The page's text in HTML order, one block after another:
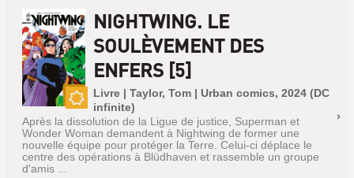
NIGHTWING. LE
SOULÈVEMENT DES
ENFERS [5]
Livre | Taylor, Tom | Urban comics, 2024 (DC
infinite)
Après la dissolution de la Ligue de justice, Superman et
Wonder Woman demandent à Nightwing de former une
nouvelle équipe pour protéger la Terre. Celui-ci déplace le
centre des opérations à Blüdhaven et rassemble un groupe
d'amis ...